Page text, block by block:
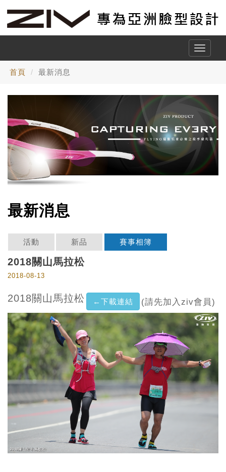
Toggle
首頁 最新消息
最新消息
活動 新品 賽事相簿
2018關山馬拉松
2018-08-13
2018關山馬拉松 ←下載連結 (請先加入ziv會員)